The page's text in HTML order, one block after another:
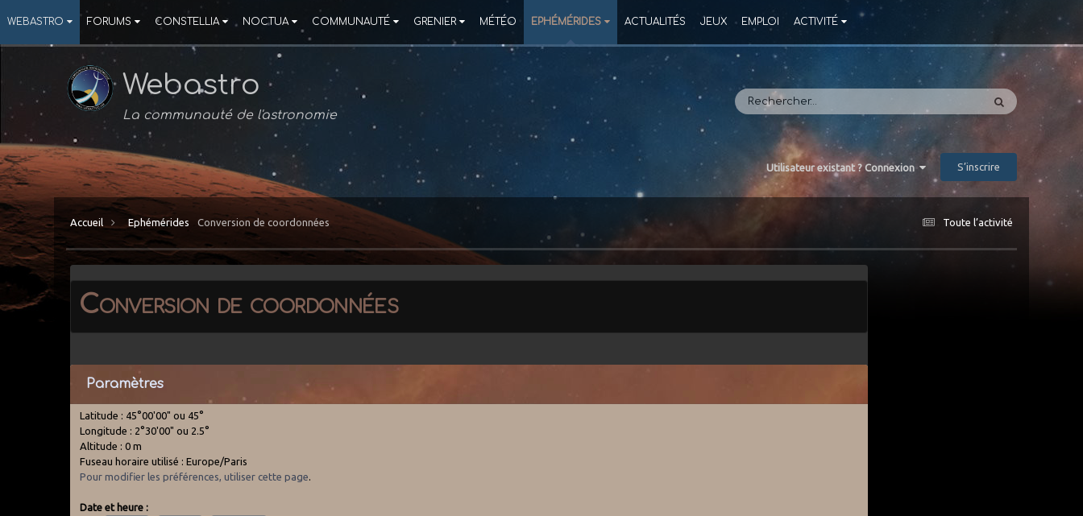
WEBASTRO FORUMS CONSTELLIA NOCTUA COMMUNAUTÉ GRENIER MÉTÉO EPHÉMÉRIDES ACTUALITÉS JEUX EMPLOI ACTIVITÉ
Webastro
La communauté de l'astronomie
Utilisateur existant ? Connexion S’inscrire
Toute l’activité
Accueil Ephémérides Conversion de coordonnées
Conversion de coordonnées
Paramètres
Latitude : 45°00'00" ou 45°
Longitude : 2°30'00" ou 2.5°
Altitude : 0 m
Fuseau horaire utilisé : Europe/Paris
Pour modifier les préférences, utiliser cette page
Date et heure :